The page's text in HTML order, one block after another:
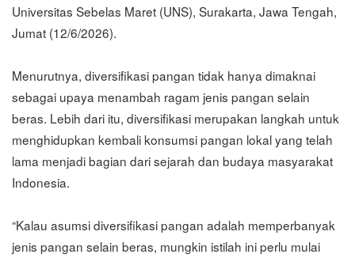
Universitas Sebelas Maret (UNS), Surakarta, Jawa Tengah,
Jumat (12/6/2026).
Menurutnya, diversifikasi pangan tidak hanya dimaknai
sebagai upaya menambah ragam jenis pangan selain
beras. Lebih dari itu, diversifikasi merupakan langkah untuk
menghidupkan kembali konsumsi pangan lokal yang telah
lama menjadi bagian dari sejarah dan budaya masyarakat
Indonesia.
“Kalau asumsi diversifikasi pangan adalah memperbanyak
jenis pangan selain beras, mungkin istilah ini perlu mulai